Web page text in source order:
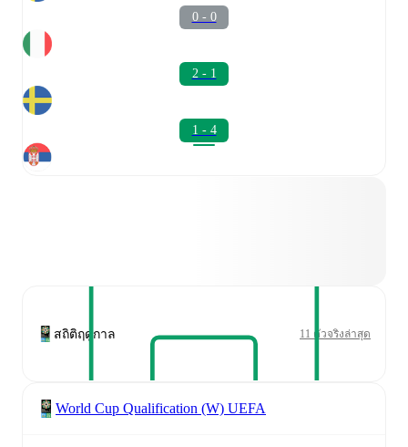
0 - 0
2 - 1
1 - 4
สถิติฤดูกาล 11 ตัวจริงล่าสุด
World Cup Qualification (W) UEFA